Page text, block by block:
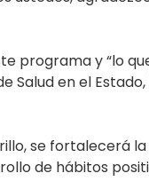
programa y “lo
Salud en el
se fortalecerá
de hábitos